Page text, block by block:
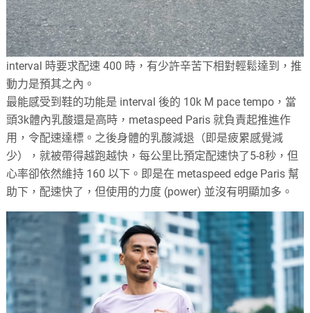
interval 時要求配速 400 時，有少許辛苦下相對輕鬆達到，推
動力是預其之內。
最能感受到鞋的功能是 interval 後的 10k M pace tempo，當
頭3k體內乳酸還是高時，metaspeed Paris 就負責起推進作
用，令配速達標。之後身體的乳酸減退（即是疲累感覺減
少），就被帶得越跑越快，每公里比預定配速快了5-8秒，但
心率卻依然維持 160 以下。即是在 metaspeed edge Paris 幫
助下，配速快了，但使用的力度 (power) 並沒有明顯加多。